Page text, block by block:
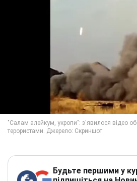
Будьте першими у